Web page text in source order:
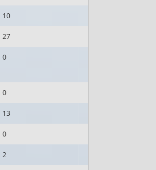
10
27
0
0
13
0
2